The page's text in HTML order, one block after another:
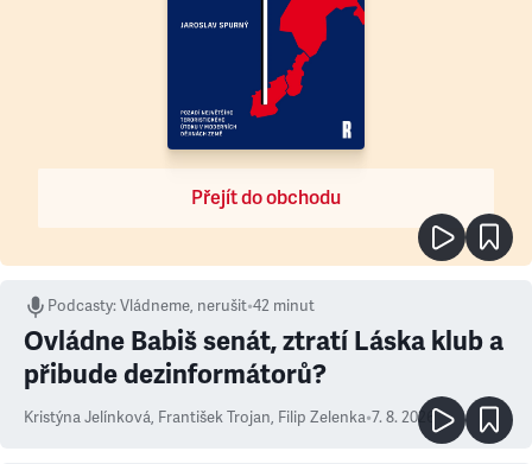
Přejít do obchodu
Podcasty:Vládneme, nerušit•42 minut
Ovládne Babiš senát, ztratí Láska klub a
přibude dezinformátorů?
Kristýna Jelínková, František Trojan, Filip Zelenka•7. 8. 2026